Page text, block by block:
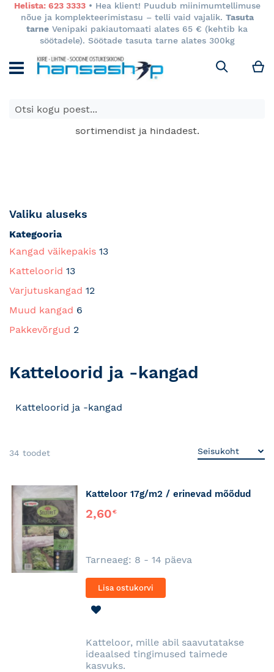
Helista: 623 3333• Hea klient! Puudub miinimumtellimuse
nõue ja komplekteerimistasu – telli vaid vajalik. Tasuta
tarne Venipaki pakiautomaati alates 65 € (kehtib ka
söötadele). Söötade tasuta tarne alates 300kg
Otsi
E-poes kuvatavad toodete hinnad kehtivad ainult e-
poes ja võivad erineda Keila ja Tartu poodide
sortimendist ja hindadest.
Valiku aluseks
Kategooria
Kangad väikepakis 13
Katteloorid 13
Varjutuskangad 12
Muud kangad 6
Pakkevõrgud 2
Katteloorid ja -kangad
Katteloorid ja -kangad
34 toodet
Katteloor 17g/m2 / erinevad mõõdud
2,60€
Tarneaeg: 8 - 14 päeva
Lisa ostukorvi
Katteloor, mille abil saavutatakse
ideaalsed tingimused taimede
kasvuks.